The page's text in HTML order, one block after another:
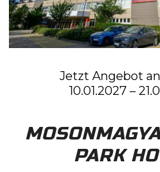
Jetzt Angebot
10.01.2027 –
PARK